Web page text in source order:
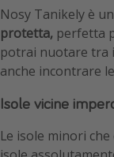
Nosy Tanikely è
protetta, perfetta
potrai nuotare tra
anche incontrare
Isole vicine
Le isole minori